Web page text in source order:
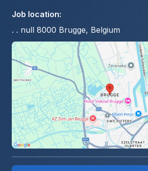
Job location:
. . null 8000 Brugge, Belgium